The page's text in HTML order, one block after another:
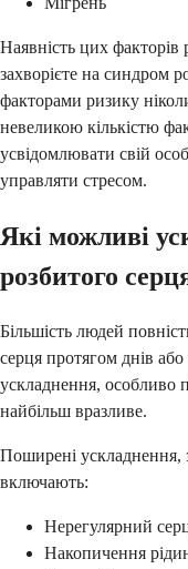
Наявність цих
захворієте на синдром
факторами ризику
невеликою кількістю
усвідомлювати свій
управляти стресом.
Які можливі
розбитого
Більшість людей
серця протягом днів
ускладнення, особливо
найбільш вразливе.
Поширені ускладнення,
включають:
Нерегулярний
Накопичення